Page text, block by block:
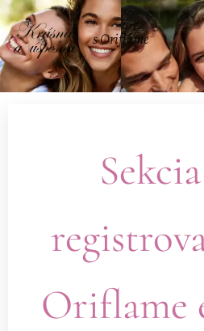
s Oriflame
Oriflame